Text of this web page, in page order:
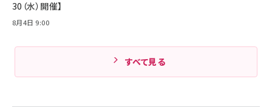
30（水）開催】
8月4日 9:00
すべて見る